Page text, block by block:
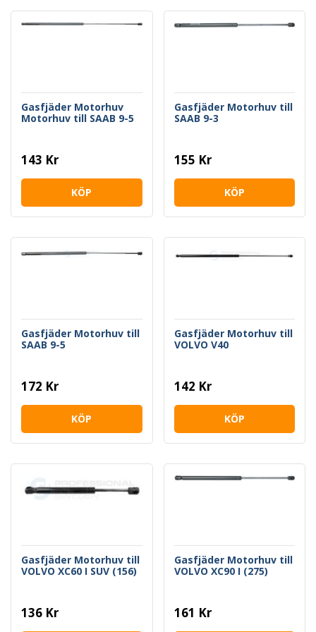
Gasfjäder Motorhuv
Motorhuv till SAAB 9-5
143 Kr
KÖP
Gasfjäder Motorhuv till
SAAB 9-3
155 Kr
KÖP
Gasfjäder Motorhuv till
SAAB 9-5
172 Kr
KÖP
Gasfjäder Motorhuv till
VOLVO V40
142 Kr
KÖP
Gasfjäder Motorhuv till
VOLVO XC60 I SUV (156)
136 Kr
Gasfjäder Motorhuv till
VOLVO XC90 I (275)
161 Kr